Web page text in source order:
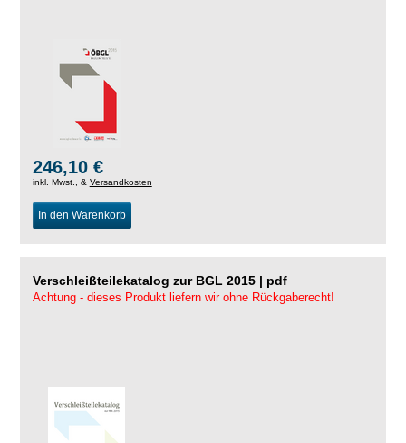
246,10 €
inkl. Mwst., & Versandkosten
In den Warenkorb
Verschleißteilekatalog zur BGL 2015 | pdf
Achtung - dieses Produkt liefern wir ohne Rückgaberecht!